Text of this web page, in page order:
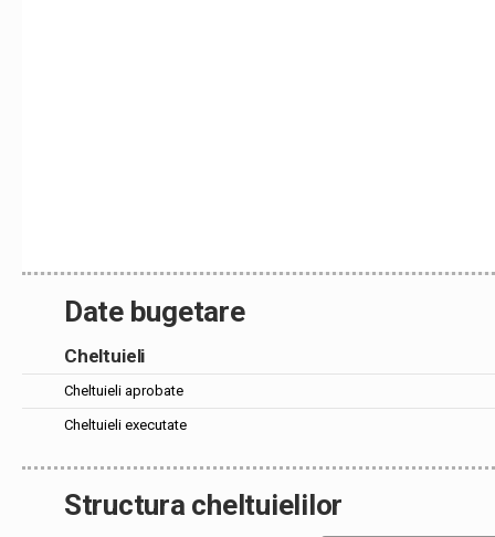
Date bugetare
Cheltuieli
Cheltuieli aprobate
Cheltuieli executate
Structura cheltuielilor